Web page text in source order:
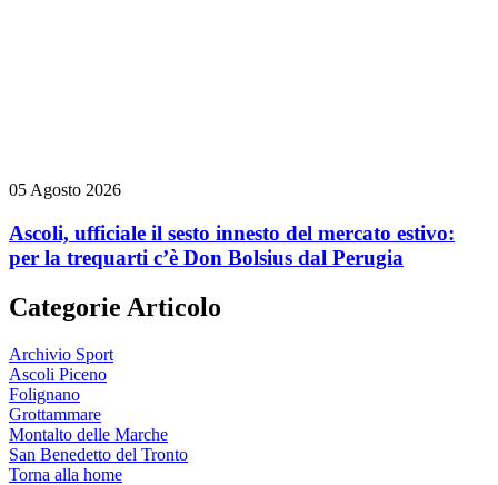
05 Agosto 2026
Ascoli, ufficiale il sesto innesto del mercato estivo:
per la trequarti c’è Don Bolsius dal Perugia
Categorie Articolo
Archivio Sport
Ascoli Piceno
Folignano
Grottammare
Montalto delle Marche
San Benedetto del Tronto
Torna alla home